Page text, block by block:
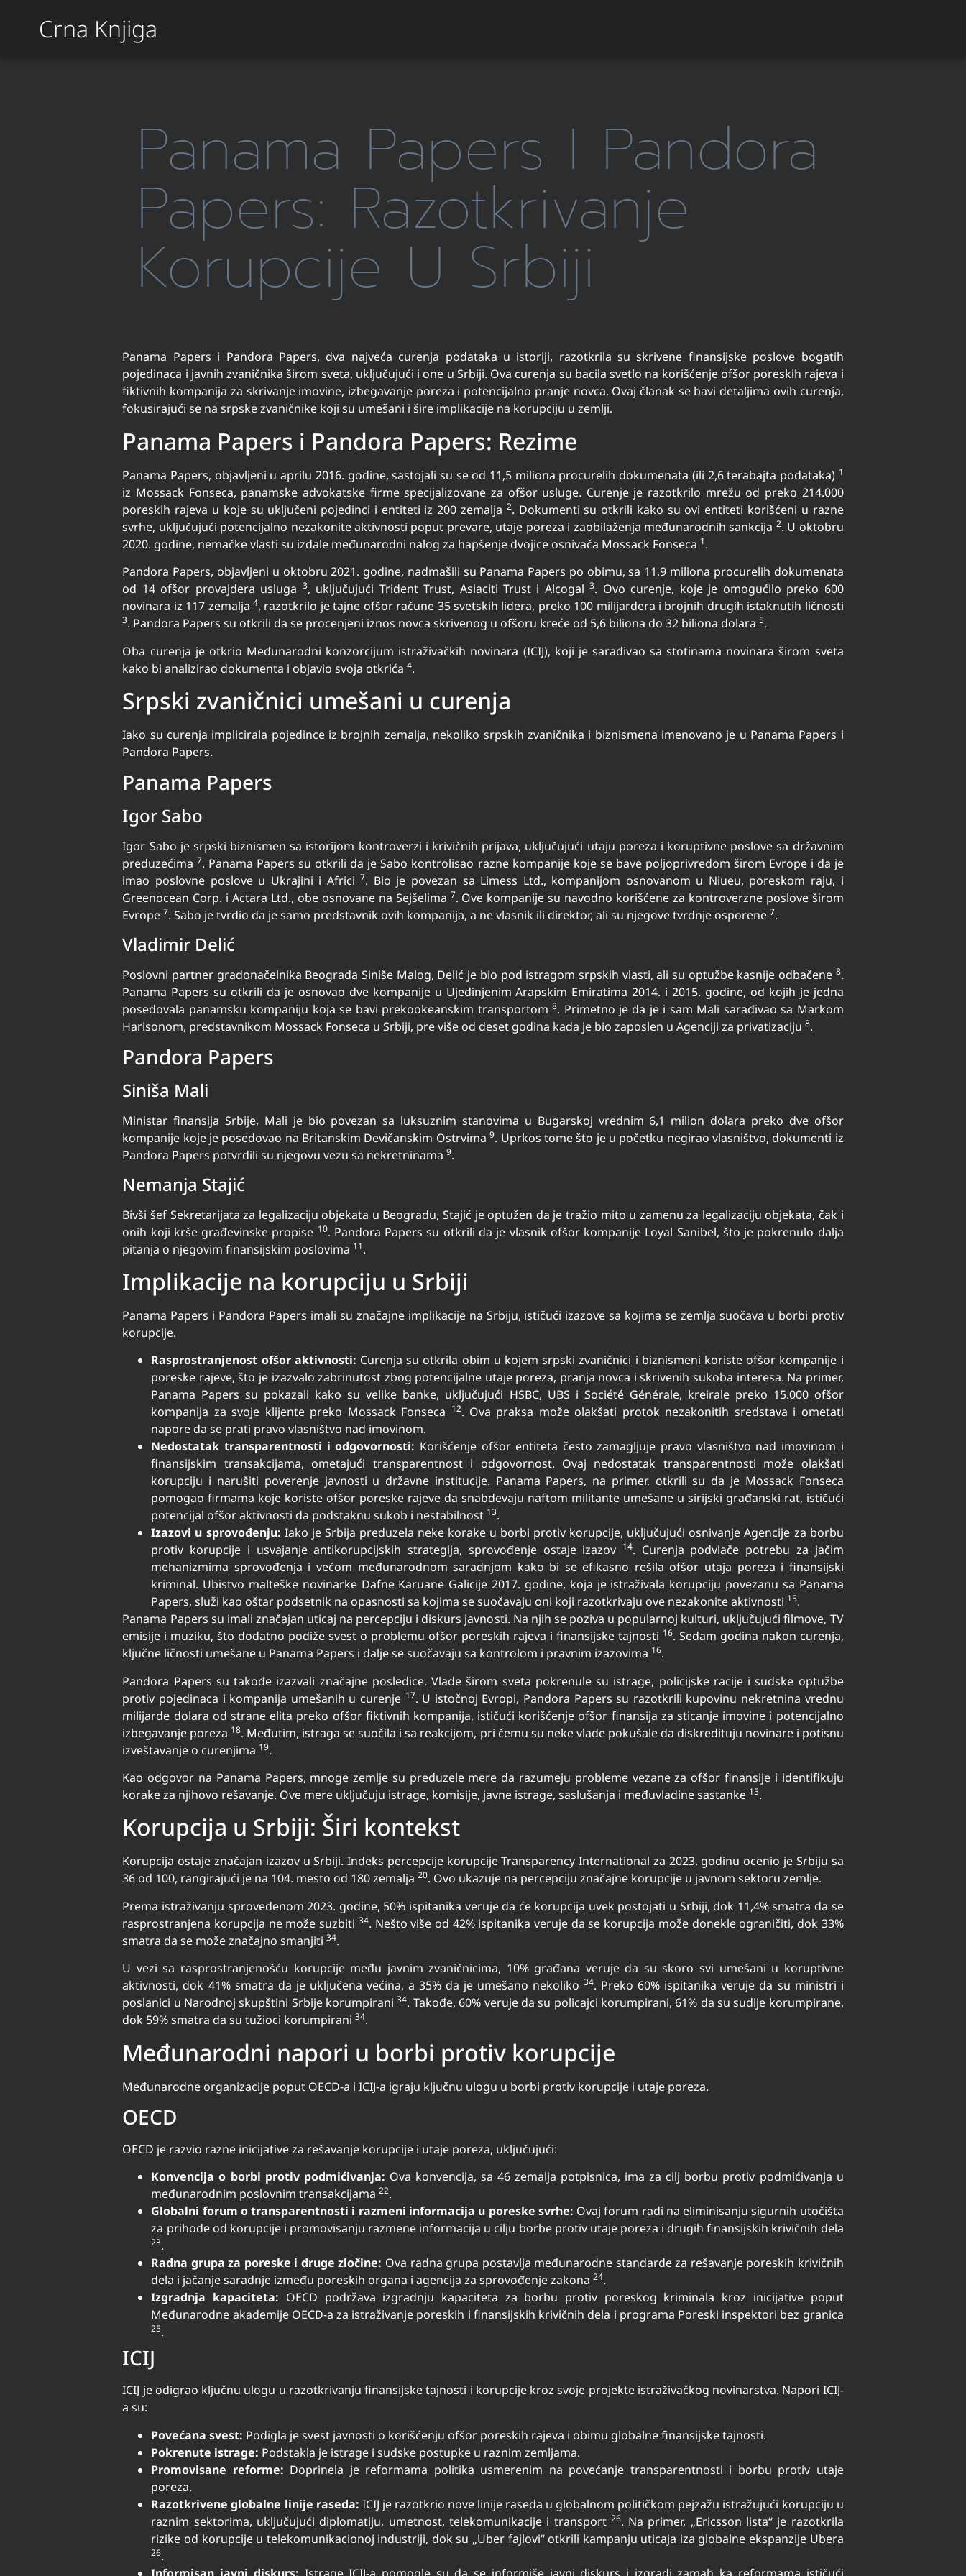
Crna Knjiga
Panama Papers I Pandora
Papers: Razotkrivanje
Korupcije U Srbiji
Panama Papers i Pandora Papers, dva najveća curenja podataka u istoriji, razotkrila su skrivene finansijske poslove bogatih
pojedinaca i javnih zvaničnika širom sveta, uključujući i one u Srbiji. Ova curenja su bacila svetlo na korišćenje ofšor poreskih rajeva i
fiktivnih kompanija za skrivanje imovine, izbegavanje poreza i potencijalno pranje novca. Ovaj članak se bavi detaljima ovih curenja,
fokusirajući se na srpske zvaničnike koji su umešani i šire implikacije na korupciju u zemlji.
Panama Papers i Pandora Papers: Rezime
Panama Papers, objavljeni u aprilu 2016. godine, sastojali su se od 11,5 miliona procurelih dokumenata (ili 2,6 terabajta podataka) 1
iz Mossack Fonseca, panamske advokatske firme specijalizovane za ofšor usluge. Curenje je razotkrilo mrežu od preko 214.000
poreskih rajeva u koje su uključeni pojedinci i entiteti iz 200 zemalja 2. Dokumenti su otkrili kako su ovi entiteti korišćeni u razne
svrhe, uključujući potencijalno nezakonite aktivnosti poput prevare, utaje poreza i zaobilaženja međunarodnih sankcija 2. U oktobru
2020. godine, nemačke vlasti su izdale međunarodni nalog za hapšenje dvojice osnivača Mossack Fonseca 1.
Pandora Papers, objavljeni u oktobru 2021. godine, nadmašili su Panama Papers po obimu, sa 11,9 miliona procurelih dokumenata
od 14 ofšor provajdera usluga 3, uključujući Trident Trust, Asiaciti Trust i Alcogal3. Ovo curenje, koje je omogućilo preko 600
novinara iz 117 zemalja4, razotkrilo je tajne ofšor račune 35 svetskih lidera, preko 100 milijardera i brojnih drugih istaknutih ličnosti
3. Pandora Papers su otkrili da se procenjeni iznos novca skrivenog u ofšoru kreće od 5,6 biliona do 32 biliona dolara5.
Oba curenja je otkrio Međunarodni konzorcijum istraživačkih novinara (ICIJ), koji je sarađivao sa stotinama novinara širom sveta
kako bi analizirao dokumenta i objavio svoja otkrića4.
Srpski zvaničnici umešani u curenja
Iako su curenja implicirala pojedince iz brojnih zemalja, nekoliko srpskih zvaničnika i biznismena imenovano je u Panama Papers i
Pandora Papers.
Panama Papers
Igor Sabo
Igor Sabo je srpski biznismen sa istorijom kontroverzi i krivičnih prijava, uključujući utaju poreza i koruptivne poslove sa državnim
preduzećima7. Panama Papers su otkrili da je Sabo kontrolisao razne kompanije koje se bave poljoprivredom širom Evrope i da je
imao poslovne poslove u Ukrajini i Africi7. Bio je povezan sa Limess Ltd., kompanijom osnovanom u Niueu, poreskom raju, i
Greenocean Corp. i Actara Ltd., obe osnovane na Sejšelima 7. Ove kompanije su navodno korišćene za kontroverzne poslove širom
Evrope7. Sabo je tvrdio da je samo predstavnik ovih kompanija, a ne vlasnik ili direktor, ali su njegove tvrdnje osporene7.
Vladimir Delić
Poslovni partner gradonačelnika Beograda Siniše Malog, Delić je bio pod istragom srpskih vlasti, ali su optužbe kasnije odbačene 8.
Panama Papers su otkrili da je osnovao dve kompanije u Ujedinjenim Arapskim Emiratima 2014. i 2015. godine, od kojih je jedna
posedovala panamsku kompaniju koja se bavi prekookeanskim transportom8. Primetno je da je i sam Mali sarađivao sa Markom
Harisonom, predstavnikom Mossack Fonseca u Srbiji, pre više od deset godina kada je bio zaposlen u Agenciji za privatizaciju8.
Pandora Papers
Siniša Mali
Ministar finansija Srbije, Mali je bio povezan sa luksuznim stanovima u Bugarskoj vrednim 6,1 milion dolara preko dve ofšor
kompanije koje je posedovao na Britanskim Devičanskim Ostrvima9. Uprkos tome što je u početku negirao vlasništvo, dokumenti iz
Pandora Papers potvrdili su njegovu vezu sa nekretninama9.
Nemanja Stajić
Bivši šef Sekretarijata za legalizaciju objekata u Beogradu, Stajić je optužen da je tražio mito u zamenu za legalizaciju objekata, čak i
onih koji krše građevinske propise 10. Pandora Papers su otkrili da je vlasnik ofšor kompanije Loyal Sanibel, što je pokrenulo dalja
pitanja o njegovim finansijskim poslovima 11.
Implikacije na korupciju u Srbiji
Panama Papers i Pandora Papers imali su značajne implikacije na Srbiju, ističući izazove sa kojima se zemlja suočava u borbi protiv
korupcije.
Rasprostranjenost ofšor aktivnosti: Curenja su otkrila obim u kojem srpski zvaničnici i biznismeni koriste ofšor kompanije i
poreske rajeve, što je izazvalo zabrinutost zbog potencijalne utaje poreza, pranja novca i skrivenih sukoba interesa. Na primer,
Panama Papers su pokazali kako su velike banke, uključujući HSBC, UBS i Société Générale, kreirale preko 15.000 ofšor
kompanija za svoje klijente preko Mossack Fonseca 12. Ova praksa može olakšati protok nezakonitih sredstava i ometati
napore da se prati pravo vlasništvo nad imovinom.
Nedostatak transparentnosti i odgovornosti: Korišćenje ofšor entiteta često zamagljuje pravo vlasništvo nad imovinom i
finansijskim transakcijama, ometajući transparentnost i odgovornost. Ovaj nedostatak transparentnosti može olakšati
korupciju i narušiti poverenje javnosti u državne institucije. Panama Papers, na primer, otkrili su da je Mossack Fonseca
pomogao firmama koje koriste ofšor poreske rajeve da snabdevaju naftom militante umešane u sirijski građanski rat, ističući
potencijal ofšor aktivnosti da podstaknu sukob i nestabilnost 13.
Izazovi u sprovođenju: Iako je Srbija preduzela neke korake u borbi protiv korupcije, uključujući osnivanje Agencije za borbu
protiv korupcije i usvajanje antikorupcijskih strategija, sprovođenje ostaje izazov 14. Curenja podvlače potrebu za jačim
mehanizmima sprovođenja i većom međunarodnom saradnjom kako bi se efikasno rešila ofšor utaja poreza i finansijski
kriminal. Ubistvo malteške novinarke Dafne Karuane Galicije 2017. godine, koja je istraživala korupciju povezanu sa Panama
Papers, služi kao oštar podsetnik na opasnosti sa kojima se suočavaju oni koji razotkrivaju ove nezakonite aktivnosti 15.
Panama Papers su imali značajan uticaj na percepciju i diskurs javnosti. Na njih se poziva u popularnoj kulturi, uključujući filmove, TV
emisije i muziku, što dodatno podiže svest o problemu ofšor poreskih rajeva i finansijske tajnosti 16. Sedam godina nakon curenja,
ključne ličnosti umešane u Panama Papers i dalje se suočavaju sa kontrolom i pravnim izazovima 16.
Pandora Papers su takođe izazvali značajne posledice. Vlade širom sveta pokrenule su istrage, policijske racije i sudske optužbe
protiv pojedinaca i kompanija umešanih u curenje 17. U istočnoj Evropi, Pandora Papers su razotkrili kupovinu nekretnina vrednu
milijarde dolara od strane elita preko ofšor fiktivnih kompanija, ističući korišćenje ofšor finansija za sticanje imovine i potencijalno
izbegavanje poreza 18. Međutim, istraga se suočila i sa reakcijom, pri čemu su neke vlade pokušale da diskredituju novinare i potisnu
izveštavanje o curenjima 19.
Kao odgovor na Panama Papers, mnoge zemlje su preduzele mere da razumeju probleme vezane za ofšor finansije i identifikuju
korake za njihovo rešavanje. Ove mere uključuju istrage, komisije, javne istrage, saslušanja i međuvladine sastanke 15.
Korupcija u Srbiji: Širi kontekst
Korupcija ostaje značajan izazov u Srbiji. Indeks percepcije korupcije Transparency International za 2023. godinu ocenio je Srbiju sa
36 od 100, rangirajući je na 104. mesto od 180 zemalja20. Ovo ukazuje na percepciju značajne korupcije u javnom sektoru zemlje.
Prema istraživanju sprovedenom 2023. godine, 50% ispitanika veruje da će korupcija uvek postojati u Srbiji, dok 11,4% smatra da se
rasprostranjena korupcija ne može suzbiti 34. Nešto više od 42% ispitanika veruje da se korupcija može donekle ograničiti, dok 33%
smatra da se može značajno smanjiti34.
U vezi sa rasprostranjenošću korupcije među javnim zvaničnicima, 10% građana veruje da su skoro svi umešani u koruptivne
aktivnosti, dok 41% smatra da je uključena većina, a 35% da je umešano nekoliko34. Preko 60% ispitanika veruje da su ministri i
poslanici u Narodnoj skupštini Srbije korumpirani34. Takođe, 60% veruje da su policajci korumpirani, 61% da su sudije korumpirane,
dok 59% smatra da su tužioci korumpirani34.
Međunarodni napori u borbi protiv korupcije
Međunarodne organizacije poput OECD-a i ICIJ-a igraju ključnu ulogu u borbi protiv korupcije i utaje poreza.
OECD
OECD je razvio razne inicijative za rešavanje korupcije i utaje poreza, uključujući:
Konvencija o borbi protiv podmićivanja: Ova konvencija, sa 46 zemalja potpisnica, ima za cilj borbu protiv podmićivanja u
međunarodnim poslovnim transakcijama22.
Globalni forum o transparentnosti i razmeni informacija u poreske svrhe: Ovaj forum radi na eliminisanju sigurnih utočišta
za prihode od korupcije i promovisanju razmene informacija u cilju borbe protiv utaje poreza i drugih finansijskih krivičnih dela
23.
Radna grupa za poreske i druge zločine: Ova radna grupa postavlja međunarodne standarde za rešavanje poreskih krivičnih
dela i jačanje saradnje između poreskih organa i agencija za sprovođenje zakona24.
Izgradnja kapaciteta: OECD podržava izgradnju kapaciteta za borbu protiv poreskog kriminala kroz inicijative poput
Međunarodne akademije OECD-a za istraživanje poreskih i finansijskih krivičnih dela i programa Poreski inspektori bez granica
25.
ICIJ
ICIJ je odigrao ključnu ulogu u razotkrivanju finansijske tajnosti i korupcije kroz svoje projekte istraživačkog novinarstva. Napori ICIJ-
a su:
Povećana svest: Podigla je svest javnosti o korišćenju ofšor poreskih rajeva i obimu globalne finansijske tajnosti.
Pokrenute istrage: Podstakla je istrage i sudske postupke u raznim zemljama.
Promovisane reforme: Doprinela je reformama politika usmerenim na povećanje transparentnosti i borbu protiv utaje
poreza.
Razotkrivene globalne linije raseda: ICIJ je razotkrio nove linije raseda u globalnom političkom pejzažu istražujući korupciju u
raznim sektorima, uključujući diplomatiju, umetnost, telekomunikacije i transport 26. Na primer, „Ericsson lista“ je razotkrila
rizike od korupcije u telekomunikacionoj industriji, dok su „Uber fajlovi“ otkrili kampanju uticaja iza globalne ekspanzije Ubera
26.